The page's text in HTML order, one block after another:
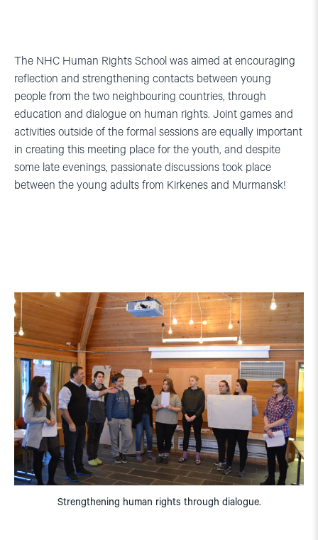
The NHC Human Rights School was aimed at encouraging
reflection and strengthening contacts between young
people from the two neighbouring countries, through
education and dialogue on human rights. Joint games and
activities outside of the formal sessions are equally important
in creating this meeting place for the youth, and despite
some late evenings, passionate discussions took place
between the young adults from Kirkenes and Murmansk!
Strengthening human rights through dialogue.